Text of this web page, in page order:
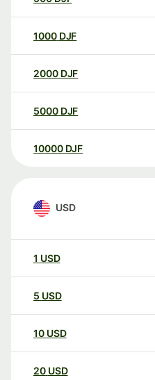
1000 DJF
2000 DJF
5000 DJF
10000 DJF
USD
1 USD
5 USD
10 USD
20 USD